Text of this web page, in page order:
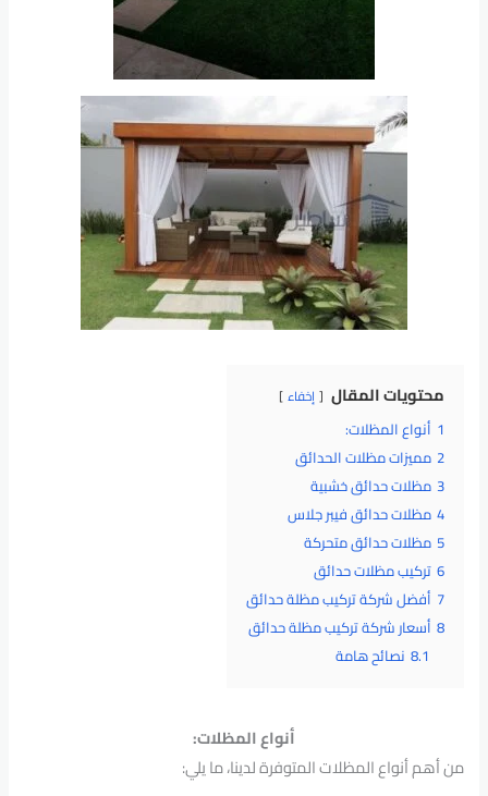
محتويات المقال إخفاء
1 أنواع المظلات:
2 مميزات مظلات الحدائق
3 مظلات حدائق خشبية
4 مظلات حدائق فيبر جلاس
5 مظلات حدائق متحركة
6 تركيب مظلات حدائق
7 أفضل شركة تركيب مظلة حدائق
8 أسعار شركة تركيب مظلة حدائق
8.1 نصائح هامة
أنواع المظلات:
من أهم أنواع المظلات المتوفرة لدينا، ما يلي: